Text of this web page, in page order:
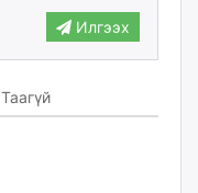
Илгээх
Таагүй